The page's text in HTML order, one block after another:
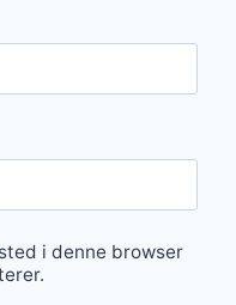
i denne browser